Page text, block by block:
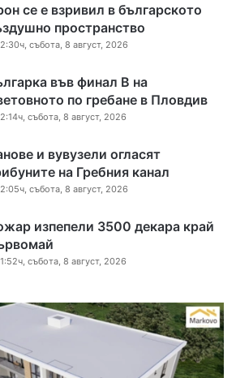
се е взривил в българското
пространство
събота, 8 август, 2026
във финал B на
по гребане в Пловдив
събота, 8 август, 2026
и вувузели огласят
на Гребния канал
събота, 8 август, 2026
изпепели 3500 декара край
събота, 8 август, 2026